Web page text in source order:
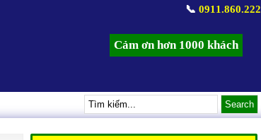
📞 0911.860.222
Cảm ơn hơn 1000 khách